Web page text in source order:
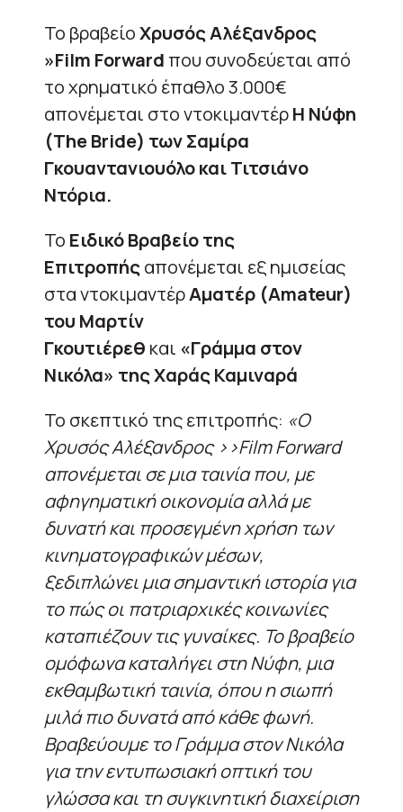
Το βραβείοΧρυσός Αλέξανδρος
»Film Forward που συνοδεύεται από
το χρηματικό έπαθλο 3.000€
απονέμεται στο ντοκιμαντέρΗ Νύφη
(The Bride) των Σαμίρα
Γκουαντανιουόλο και Τιτσιάνο
Ντόρια.
Το Ειδικό Βραβείο της
Επιτροπήςαπονέμεται εξ ημισείας
στα ντοκιμαντέρΑματέρ (Amateur)
του Μαρτίν
Γκουτιέρεθ και «Γράμμα στον
Νικόλα» της Χαράς Καμιναρά
Το σκεπτικό της επιτροπής: «Ο
Χρυσός Αλέξανδρος >>Film Forward
απονέμεται σε μια ταινία που, με
αφηγηματική οικονομία αλλά με
δυνατή και προσεγμένη χρήση των
κινηματογραφικών μέσων,
ξεδιπλώνει μια σημαντική ιστορία για
το πώς οι πατριαρχικές κοινωνίες
καταπιέζουν τις γυναίκες. Το βραβείο
ομόφωνα καταλήγει στη Νύφη, μια
εκθαμβωτική ταινία, όπου η σιωπή
μιλά πιο δυνατά από κάθε φωνή.
Βραβεύουμε το Γράμμα στον Νικόλα
για την εντυπωσιακή οπτική του
γλώσσα και τη συγκινητική διαχείριση